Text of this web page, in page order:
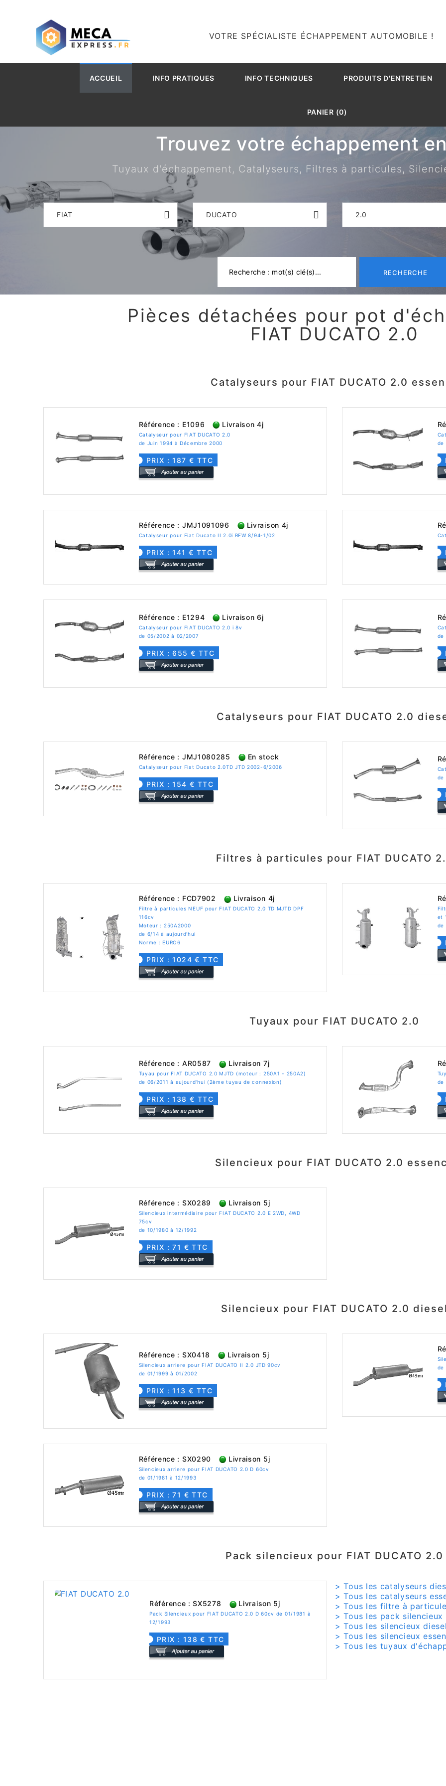
VOTRE SPÉCIALISTE ÉCHAPPEMENT AUTOMOBILE !
ACCUEIL INFO PRATIQUES INFO TECHNIQUES PRODUITS D'ENTRETIEN
PANIER (0)
Trouvez votre échappement
Tuyaux d'échappement, Catalyseurs, Filtres à particules,
FIAT DUCATO 2.0
RECHERCHE
Pièces détachées pour pot
FIAT DUCATO 2.0
Catalyseurs pour FIAT DUCATO 2.0
Référence : E1096 Livraison 4j
Catalyseur pour FIAT DUCATO 2.0
de Juin 1994 à Décembre 2000
PRIX : 187 € TTC
de
Référence : JMJ1091096 Livraison 4j
Catalyseur pour Fiat Ducato II 2.0i RFW 8/94-1/02
PRIX : 141 € TTC
Référence : E1294 Livraison 6j
Catalyseur pour FIAT DUCATO 2.0 i 8v
de 05/2002 à 02/2007
PRIX : 655 € TTC
de
Catalyseurs pour FIAT DUCATO 2.0
Référence : JMJ1080285 En stock
Catalyseur pour Fiat Ducato 2.0TD JTD 2002-6/2006
PRIX : 154 € TTC
de
Filtres à particules pour FIAT DUCATO
Référence : FCD7902 Livraison 4j
Filtre à particules NEUF pour FIAT DUCATO 2.0 TD MJTD DPF
116cv
Moteur : 250A2000
de 6/14 à aujourd'hui
Norme : EURO6
PRIX : 1024 € TTC
et
de
Tuyaux pour FIAT DUCATO 2.0
Référence : AR0587 Livraison 7j
Tuyau pour FIAT DUCATO 2.0 MJTD (moteur : 250A1 - 250A2)
de 06/2011 à aujourd'hui (2ème tuyau de connexion)
PRIX : 138 € TTC
de
Silencieux pour FIAT DUCATO 2.0
Référence : SX0289 Livraison 5j
Silencieux intermédiaire pour FIAT DUCATO 2.0 E 2WD, 4WD
75cv
de 10/1980 à 12/1992
PRIX : 71 € TTC
Silencieux pour FIAT DUCATO 2.0
Référence : SX0418 Livraison 5j
Silencieux arriere pour FIAT DUCATO II 2.0 JTD 90cv
de 01/1999 à 01/2002
PRIX : 113 € TTC
de
Référence : SX0290 Livraison 5j
Silencieux arriere pour FIAT DUCATO 2.0 D 60cv
de 01/1981 à 12/1993
PRIX : 71 € TTC
Pack silencieux pour FIAT DUCATO 2.0
Référence : SX5278 Livraison 5j
Pack Silencieux pour FIAT DUCATO 2.0 D 60cv de 01/1981 à
12/1993
PRIX : 138 € TTC
> Tous les catalyseurs
> Tous les catalyseurs
> Tous les filtre à
> Tous les pack
> Tous les silencieux
> Tous les silencieux
> Tous les tuyaux